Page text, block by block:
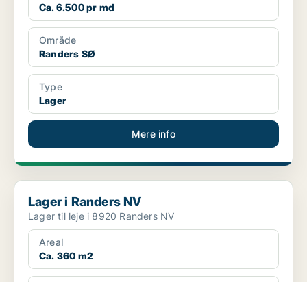
Ca. 6.500 pr md
Område
Randers SØ
Type
Lager
Mere info
Lager i Randers NV
Lager i Randers NV
Lager til leje i 8920 Randers NV
Areal
Ca. 360 m2